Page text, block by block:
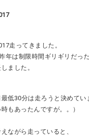
走ってきました。
年は制限時間ギリギリだった
ました。
低30分は走ろうと決めてい
もあったんですが。。）
ながら走っていると、